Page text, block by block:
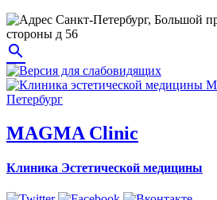
Санкт-Петербург, Большой
стороны д 56
search
MAGMA Clinic
Клиника Эстетической медицины